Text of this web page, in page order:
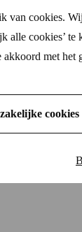
van cookies.
cookies’
met
cookies